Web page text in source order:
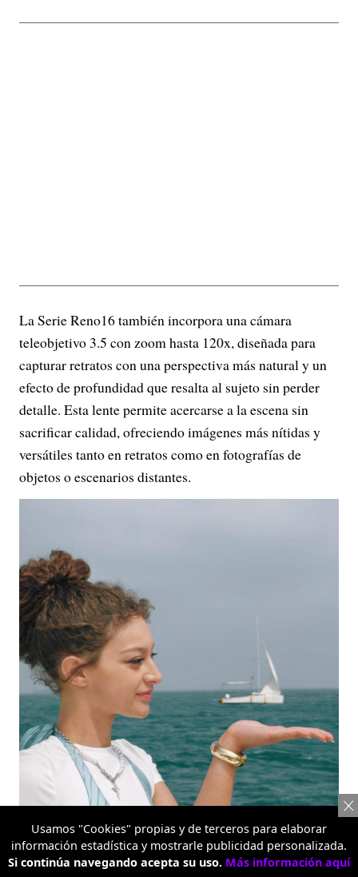
La Serie Reno16 también incorpora una cámara
teleobjetivo 3.5 con zoom hasta 120x, diseñada para
capturar retratos con una perspectiva más natural y un
efecto de profundidad que resalta al sujeto sin perder
detalle. Esta lente permite acercarse a la escena sin
sacrificar calidad, ofreciendo imágenes más nítidas y
versátiles tanto en retratos como en fotografías de
objetos o escenarios distantes.
Retrato con teleobjetivo 3.5X
Usamos "Cookies" propias y de terceros para elaborar
información estadística y mostrarle publicidad personalizada.
Si continúa navegando acepta su uso. Más información aquí